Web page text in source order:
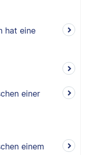
hat eine
einer
einem